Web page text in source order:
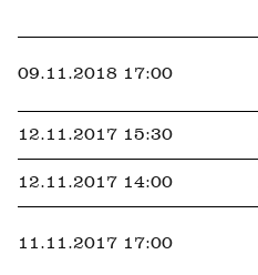
09.11.2018 17:00
12.11.2017 15:30
12.11.2017 14:00
11.11.2017 17:00